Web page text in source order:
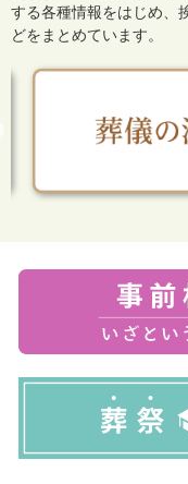
する各種情報をはじめ、
どをまとめています。